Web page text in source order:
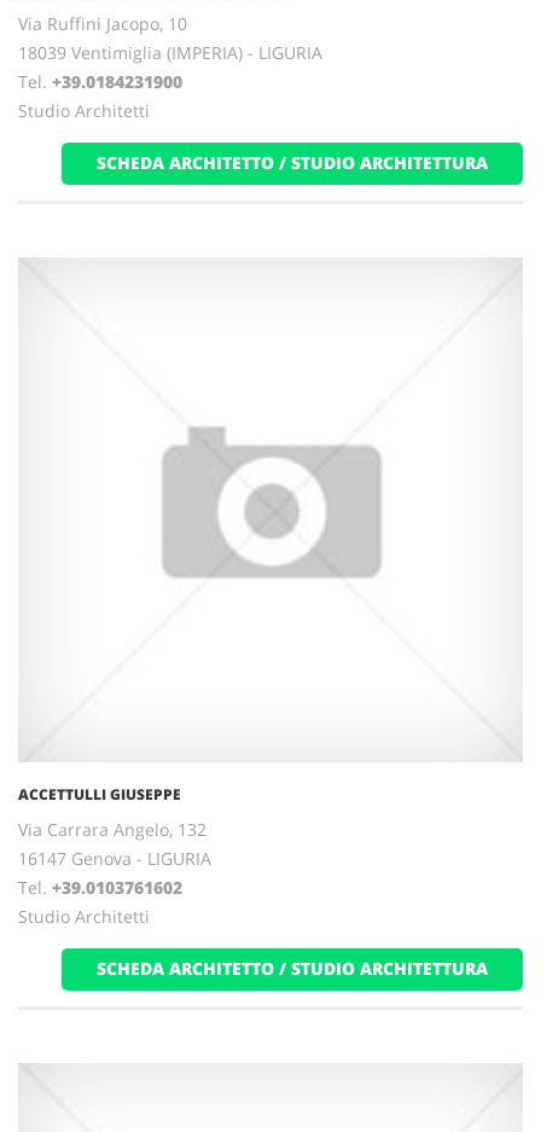
Via Ruffini Jacopo, 10
18039 Ventimiglia (IMPERIA) - LIGURIA
Tel. +39.0184231900
Studio Architetti
SCHEDA ARCHITETTO / STUDIO ARCHITETTURA
ACCETTULLI GIUSEPPE
Via Carrara Angelo, 132
16147 Genova - LIGURIA
Tel. +39.0103761602
Studio Architetti
SCHEDA ARCHITETTO / STUDIO ARCHITETTURA